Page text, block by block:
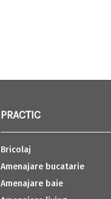
PRACTIC
Bricolaj
Amenajare bucatarie
Amenajare baie